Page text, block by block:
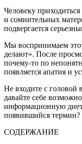
Человеку
и сомнительных
подвергается
Мы воспринимаем
делают». После
почему-то по
появляется апатия и
Не входите с головой
давайте себе
информационную
появившийся термин?
СОДЕРЖАНИЕ